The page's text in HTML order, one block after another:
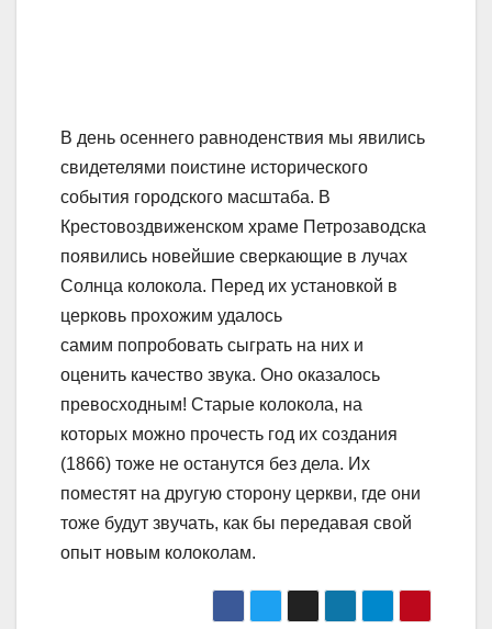
В день осеннего равноденствия мы явились
свидетелями поистине исторического
события городского масштаба. В
Крестовоздвиженском храме Петрозаводска
появились новейшие сверкающие в лучах
Солнца колокола. Перед их установкой в
церковь прохожим удалось
самим попробовать сыграть на них и
оценить качество звука. Оно оказалось
превосходным! Старые колокола, на
которых можно прочесть год их создания
(1866) тоже не останутся без дела. Их
поместят на другую сторону церкви, где они
тоже будут звучать, как бы передавая свой
опыт новым колоколам.